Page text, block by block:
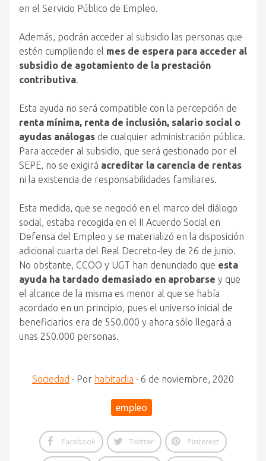
en el Servicio Público de Empleo.
Además, podrán acceder al subsidio las personas que
estén cumpliendo el mes de espera para acceder al
subsidio de agotamiento de la prestación
contributiva.
Esta ayuda no será compatible con la percepción de
renta mínima, renta de inclusión, salario social o
ayudas análogas de cualquier administración pública.
Para acceder al subsidio, que será gestionado por el
SEPE, no se exigirá acreditar la carencia de rentas
ni la existencia de responsabilidades familiares.
Esta medida, que se negoció en el marco del diálogo
social, estaba recogida en el II Acuerdo Social en
Defensa del Empleo y se materializó en la disposición
adicional cuarta del Real Decreto-ley de 26 de junio.
No obstante, CCOO y UGT han denunciado que esta
ayuda ha tardado demasiado en aprobarse y que
el alcance de la misma es menor al que se había
acordado en un principio, pues el universo inicial de
beneficiarios era de 550.000 y ahora sólo llegará a
unas 250.000 personas.
Sociedad · Por habitaclia · 6 de noviembre, 2020
empleo
Facebook Twitter Pinterest